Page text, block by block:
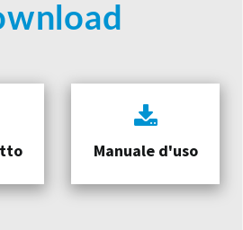
Manuale d'uso